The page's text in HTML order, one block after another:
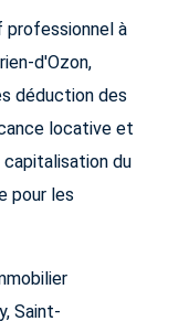
à
d'Ozon,
déduction des
locative et
du
pour les
Saint-